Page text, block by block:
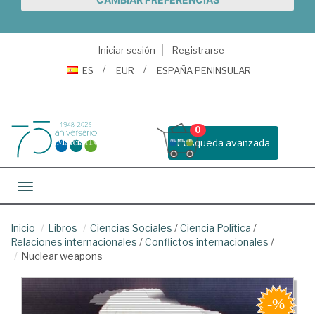
Iniciar sesión
Registrarse
ES
EUR ESPAÑA PENINSULAR
Busqueda avanzada
0
Toggle navigation
Inicio Libros Ciencias Sociales /Ciencia Política /
Relaciones internacionales /Conflictos internacionales /
Nuclear weapons